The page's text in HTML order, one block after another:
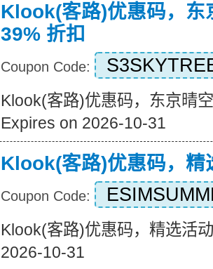
Klook(客路)优惠码，东
39% 折扣
Coupon Code:
Klook(客路)优惠码，东京晴
Expires on 2026-10-31
Klook(客路)优惠码，精
Coupon Code:
Klook(客路)优惠码，精选活
2026-10-31